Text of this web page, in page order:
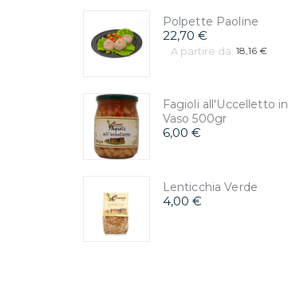
Polpette Paoline
22,70 €
A partire da: 18,16 €
Fagioli all'Uccelletto in
Vaso 500gr
6,00 €
Lenticchia Verde
4,00 €